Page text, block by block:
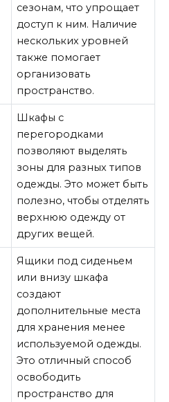
сезонам, что упрощает
доступ к ним. Наличие
нескольких уровней
также помогает
организовать
пространство.
Шкафы с
перегородками
позволяют выделять
зоны для разных типов
одежды. Это может быть
полезно, чтобы отделять
верхнюю одежду от
других вещей.
Ящики под сиденьем
или внизу шкафа
создают
дополнительные места
для хранения менее
используемой одежды.
Это отличный способ
освободить
пространство для